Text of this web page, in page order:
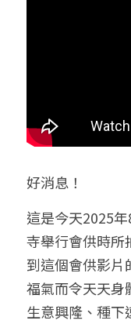
好消息！
這是今天2025
寺舉行會供時所
到這個會供影片
福氣而令天天身
生意興隆、種